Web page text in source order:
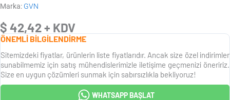
Marka: GVN
$ 42,42+ KDV
ÖNEMLİ BİLGİLENDİRME
Sitemizdeki fiyatlar, ürünlerin liste fiyatlarıdır. Ancak size özel indirimler
sunabilmemiz için satış mühendislerimizle iletişime geçmenizi öneririz.
Size en uygun çözümleri sunmak için sabırsızlıkla bekliyoruz!
WHATSAPP BAŞLAT